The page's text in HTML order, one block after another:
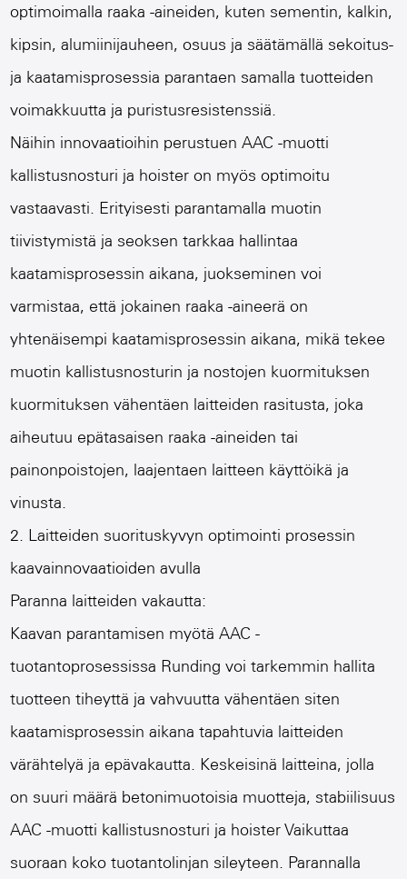
optimoimalla raaka -aineiden, kuten sementin, kalkin,
kipsin, alumiinijauheen, osuus ja säätämällä sekoitus-
ja kaatamisprosessia parantaen samalla tuotteiden
voimakkuutta ja puristusresistenssiä.
Näihin innovaatioihin perustuenAAC -muotti
kallistusnosturi ja hoisteron myös optimoitu
vastaavasti. Erityisesti parantamalla muotin
tiivistymistä ja seoksen tarkkaa hallintaa
kaatamisprosessin aikana, juokseminen voi
varmistaa, että jokainen raaka -aineerä on
yhtenäisempi kaatamisprosessin aikana, mikä tekee
muotin kallistusnosturin ja nostojen kuormituksen
kuormituksen vähentäen laitteiden rasitusta, joka
aiheutuu epätasaisen raaka -aineiden tai
painonpoistojen, laajentaen laitteen käyttöikä ja
vinusta.
2. Laitteiden suorituskyvyn optimointi prosessin
kaavainnovaatioiden avulla
Paranna laitteiden vakautta:
Kaavan parantamisen myötä AAC -
tuotantoprosessissa Runding voi tarkemmin hallita
tuotteen tiheyttä ja vahvuutta vähentäen siten
kaatamisprosessin aikana tapahtuvia laitteiden
värähtelyä ja epävakautta. Keskeisinä laitteina, jolla
on suuri määrä betonimuotoisia muotteja, stabiilisuus
AAC -muotti kallistusnosturi ja hoisterVaikuttaa
suoraan koko tuotantolinjan sileyteen. Parannalla